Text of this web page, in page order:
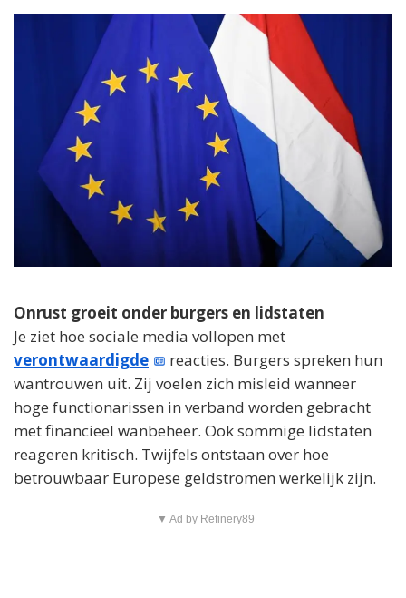
Onrust groeit onder burgers en lidstaten
Je ziet hoe sociale media vollopen met
verontwaardigde
reacties. Burgers spreken hun
wantrouwen uit. Zij voelen zich misleid wanneer
hoge functionarissen in verband worden gebracht
met financieel wanbeheer. Ook sommige lidstaten
reageren kritisch. Twijfels ontstaan over hoe
betrouwbaar Europese geldstromen werkelijk zijn.
▼ Ad by Refinery89